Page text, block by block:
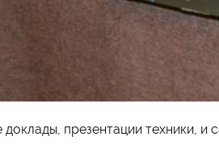
презентации техники,